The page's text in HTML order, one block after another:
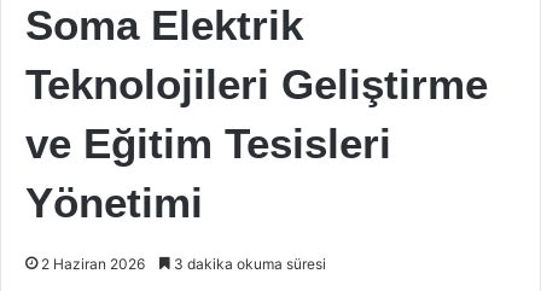
Soma Elektrik
Teknolojileri Geliştirme
ve Eğitim Tesisleri
Yönetimi
2 Haziran 2026 3 dakika okuma süresi